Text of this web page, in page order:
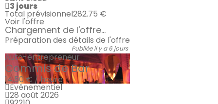
3 jours
Total prévisionnel282.75 €
Voir l'offre
Chargement de l'offre...
Préparation des détails de l'offre
Publiée il y a 6 jours
Auto-entrepreneur
Commis de Bar
14.50 € / heure
Evénementiel
28 août 2026